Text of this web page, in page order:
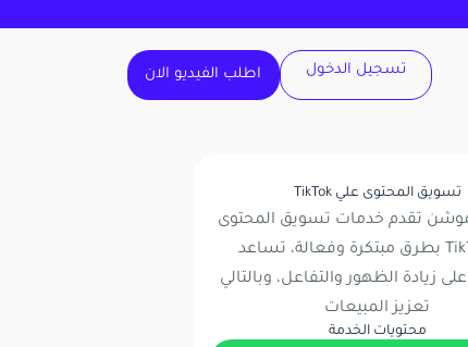
تسجيل الدخول اطلب الفيديو الان
تسويق المحتوى علي TikTok
تقدم خدمات تسويق المحتوى
عبر TikTok بطرق مبتكرة وفعالة، تساعد
زيادة الظهور والتفاعل، وبالتالي
تعزيز المبيعات
محتويات الخدمة